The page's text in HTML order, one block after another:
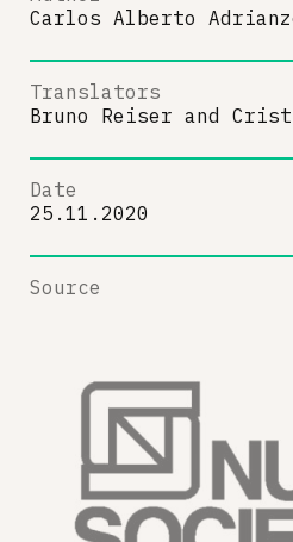
Carlos Alberto
Translators
Bruno Reiser and
Date
25.11.2020
Source